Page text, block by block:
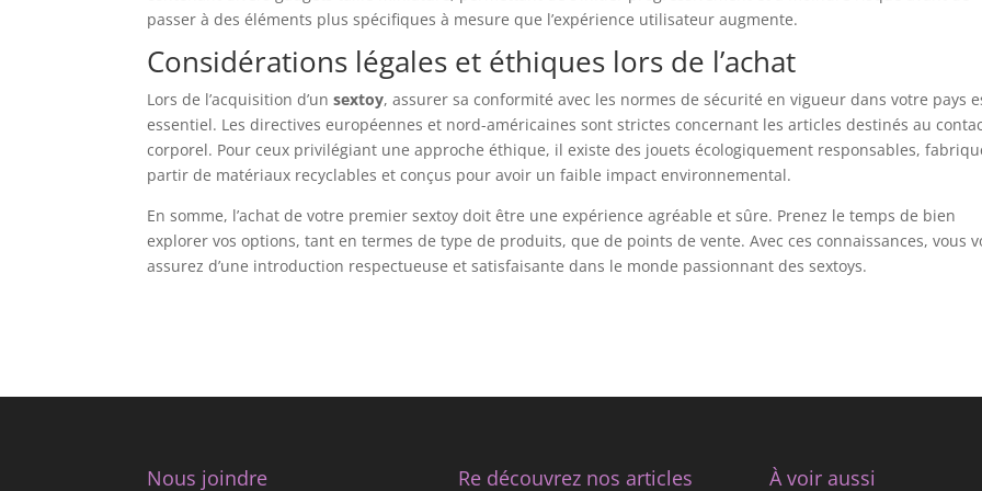
passer à des éléments plus spécifiques à mesure que l’expérience utilisateur augmente.
Considérations légales et éthiques lors de l’achat
Lors de l’acquisition d’unsextoy, assurer sa conformité avec les normes de sécurité en vigueur dans votre pays
essentiel. Les directives européennes et nord-américaines sont strictes concernant les articles destinés au
corporel. Pour ceux privilégiant une approche éthique, il existe des jouets écologiquement responsables,
partir de matériaux recyclables et conçus pour avoir un faible impact environnemental.
En somme, l’achat de votre premier sextoy doit être une expérience agréable et sûre. Prenez le temps de bien
explorer vos options, tant en termes de type de produits, que de points de vente. Avec ces connaissances, vous
assurez d’une introduction respectueuse et satisfaisante dans le monde passionnant des sextoys.
Nous joindre Re découvrez nos articles À voir aussi